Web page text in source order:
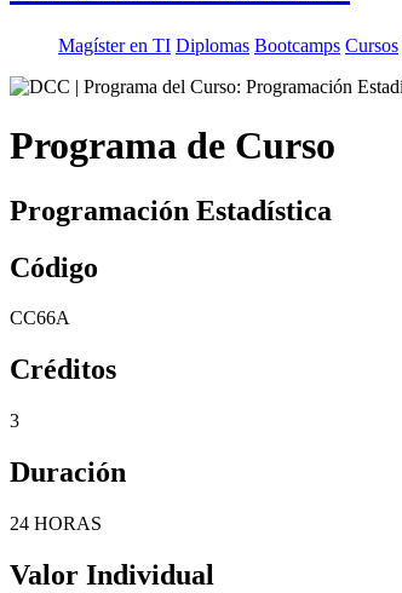
Magíster en TI Diplomas Bootcamps Cursos
Programa de Curso
Programación Estadística
Código
CC66A
Créditos
3
Duración
24 HORAS
Valor Individual